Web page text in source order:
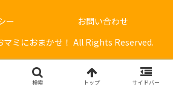
ー
お問い合わせ
ミにおまかせ！ All Rights Reserved.
検索 トップ サイドバー